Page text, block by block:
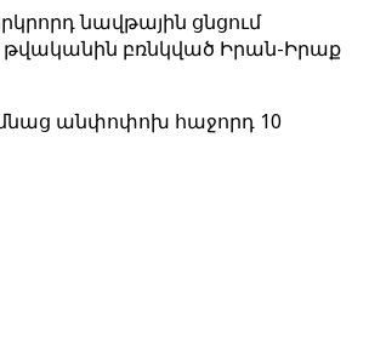
նավթային ցնցում
թվականին բռնկված Իրան-Իրաք
մնաց անփոփոխ հաջորդ 10